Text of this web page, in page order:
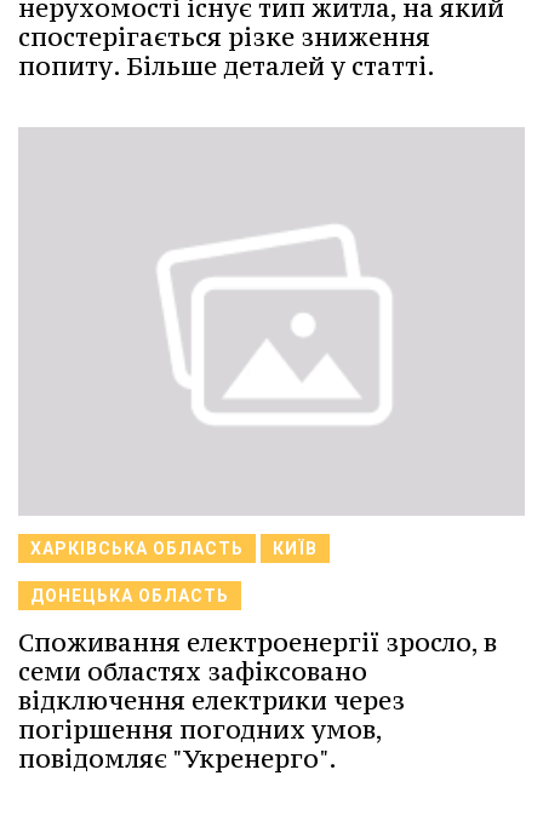
нерухомості існує тип житла, на який
спостерігається різке зниження
попиту. Більше деталей у статті.
ХАРКІВСЬКА ОБЛАСТЬ КИЇВ
ДОНЕЦЬКА ОБЛАСТЬ
Споживання електроенергії зросло, в
семи областях зафіксовано
відключення електрики через
погіршення погодних умов,
повідомляє "Укренерго".